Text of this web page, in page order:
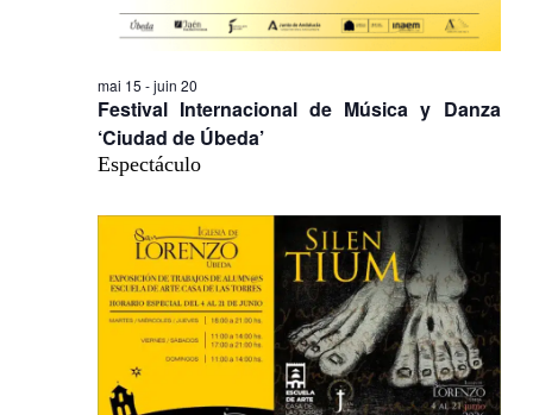
Festival Internacional de Música y Danza
‘Ciudad de Úbeda’
mai 15 -juin 20
Espectáculo